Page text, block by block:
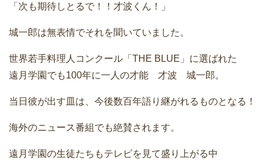
「次も期待しとるで！！才波くん！」
城一郎は無表情でそれを聞いていました。
世界若手料理人コンクール「THE BLUE」に選ばれた
遠月学園でも100年に一人の才能 才波 城一郎。
当日彼が出す皿は、今後数百年語り継がれるものとなる！
海外のニュース番組でも絶賛されます。
遠月学園の生徒たちもテレビを見て盛り上がる中